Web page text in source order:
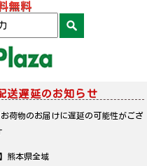
送遅延のお知らせ
荷物のお届けに遅延の可能性がござ
熊本県全域